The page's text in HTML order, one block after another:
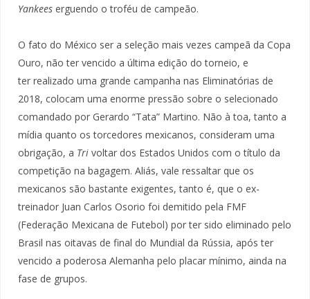
Yankees erguendo o troféu de campeão.
O fato do México ser a seleção mais vezes campeã da Copa
Ouro, não ter vencido a última edição do torneio, e
ter realizado uma grande campanha nas Eliminatórias de
2018, colocam uma enorme pressão sobre o selecionado
comandado por Gerardo “Tata” Martino. Não à toa, tanto a
mídia quanto os torcedores mexicanos, consideram uma
obrigação, a Tri voltar dos Estados Unidos com o título da
competição na bagagem. Aliás, vale ressaltar que os
mexicanos são bastante exigentes, tanto é, que o ex-
treinador Juan Carlos Osorio foi demitido pela FMF
(Federação Mexicana de Futebol) por ter sido eliminado pelo
Brasil nas oitavas de final do Mundial da Rússia, após ter
vencido a poderosa Alemanha pelo placar mínimo, ainda na
fase de grupos.